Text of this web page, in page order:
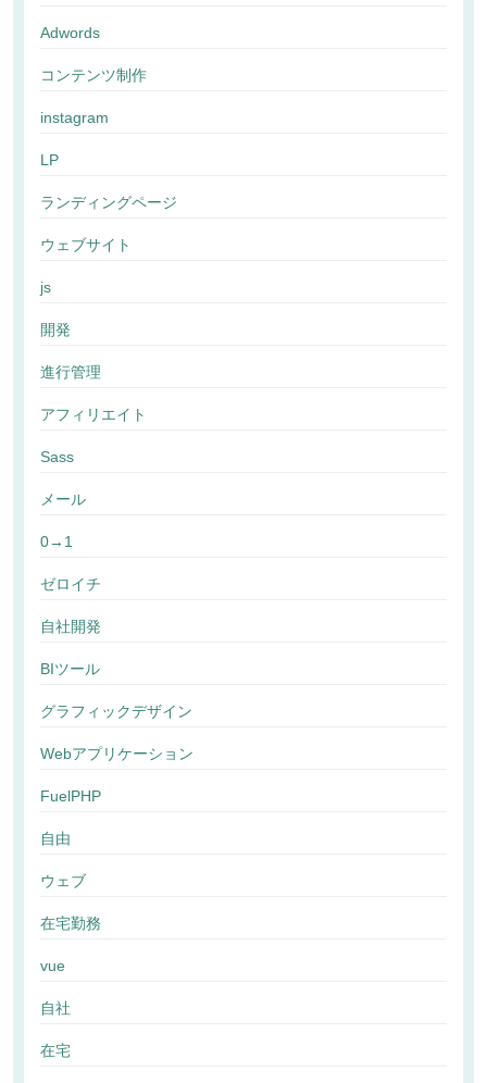
Adwords
コンテンツ制作
instagram
LP
ランディングページ
ウェブサイト
js
開発
進行管理
アフィリエイト
Sass
メール
0→1
ゼロイチ
自社開発
BIツール
グラフィックデザイン
Webアプリケーション
FuelPHP
自由
ウェブ
在宅勤務
vue
自社
在宅